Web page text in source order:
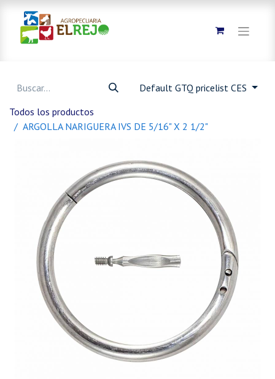
Default GTQ pricelist CES
Todos los productos
ARGOLLA NARIGUERA IVS DE 5/16" X 2 1/2"